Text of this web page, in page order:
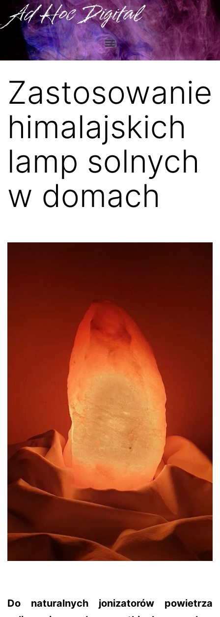
Ad Hoc Digital
Zastosowanie
himalajskich
lamp solnych
w domach
Do naturalnych jonizatorów powietrza